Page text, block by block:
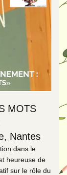
MOTS
Nantes
dans le
heureuse de
sur le rôle du